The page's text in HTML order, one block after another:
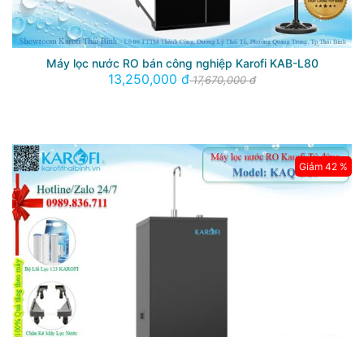
Máy lọc nước RO bán công nghiệp Karofi KAB-L80
13,250,000 đ17,670,000 đ
Giảm 42 %